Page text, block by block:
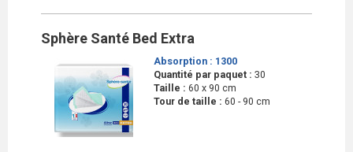
Sphère Santé Bed Extra
Absorption : 1300
Quantité par paquet : 30
Taille : 60 x 90 cm
Tour de taille : 60 - 90 cm